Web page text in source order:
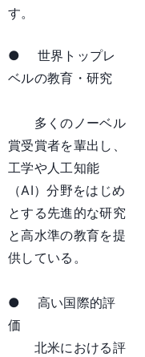
す。
● 世界トップレ
ベルの教育・研究
多くのノーベル
賞受賞者を輩出し、
工学や人工知能
（AI）分野をはじめ
とする先進的な研究
と高水準の教育を提
供している。
● 高い国際的評
価
北米における評